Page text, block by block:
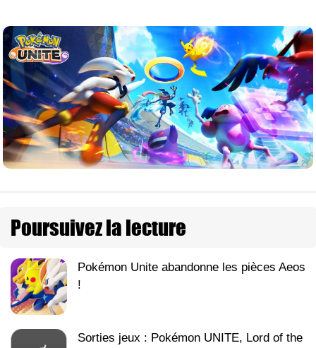
Poursuivez la lecture
Pokémon Unite abandonne les pièces Aeos
!
Sorties jeux : Pokémon UNITE, Lord of the